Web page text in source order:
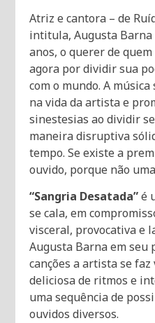
Atriz e cantora – de
intitula, Augusta Barna
anos, o querer de
agora por dividir sua
com o mundo. A
na vida da artista e
sinestesias ao dividir
maneira disruptiva
tempo. Se existe a
ouvido, porque não
“Sangria Desatada”é
se cala, em
visceral, provocativa e
Augusta Barna em seu
canções a artista se
deliciosa de ritmos e
uma sequência de
ouvidos diversos.